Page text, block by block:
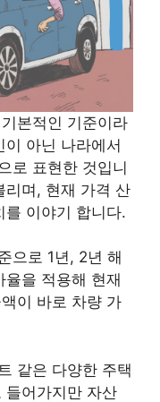
본적인 기준이라
이 아닌 나라에서
로 표현한 것입니
리며, 현재 가격 산
를 이야기 합니다.
으로 1년, 2년 해
을 적용해 현재
이 바로 차량 가
같은 다양한 주택
들어가지만 자산